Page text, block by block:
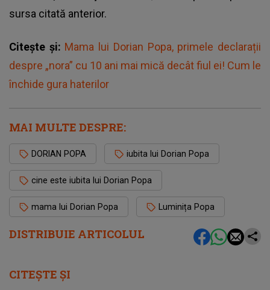
DISTRIBUIE ARTICOLUL
sursa citată anterior.
Citește și: Mama lui Dorian Popa, primele declarații
despre „nora” cu 10 ani mai mică decât fiul ei! Cum le
închide gura haterilor
MAI MULTE DESPRE:
DORIAN POPA iubita lui Dorian Popa
cine este iubita lui Dorian Popa
mama lui Dorian Popa Luminița Popa
CITEȘTE ȘI